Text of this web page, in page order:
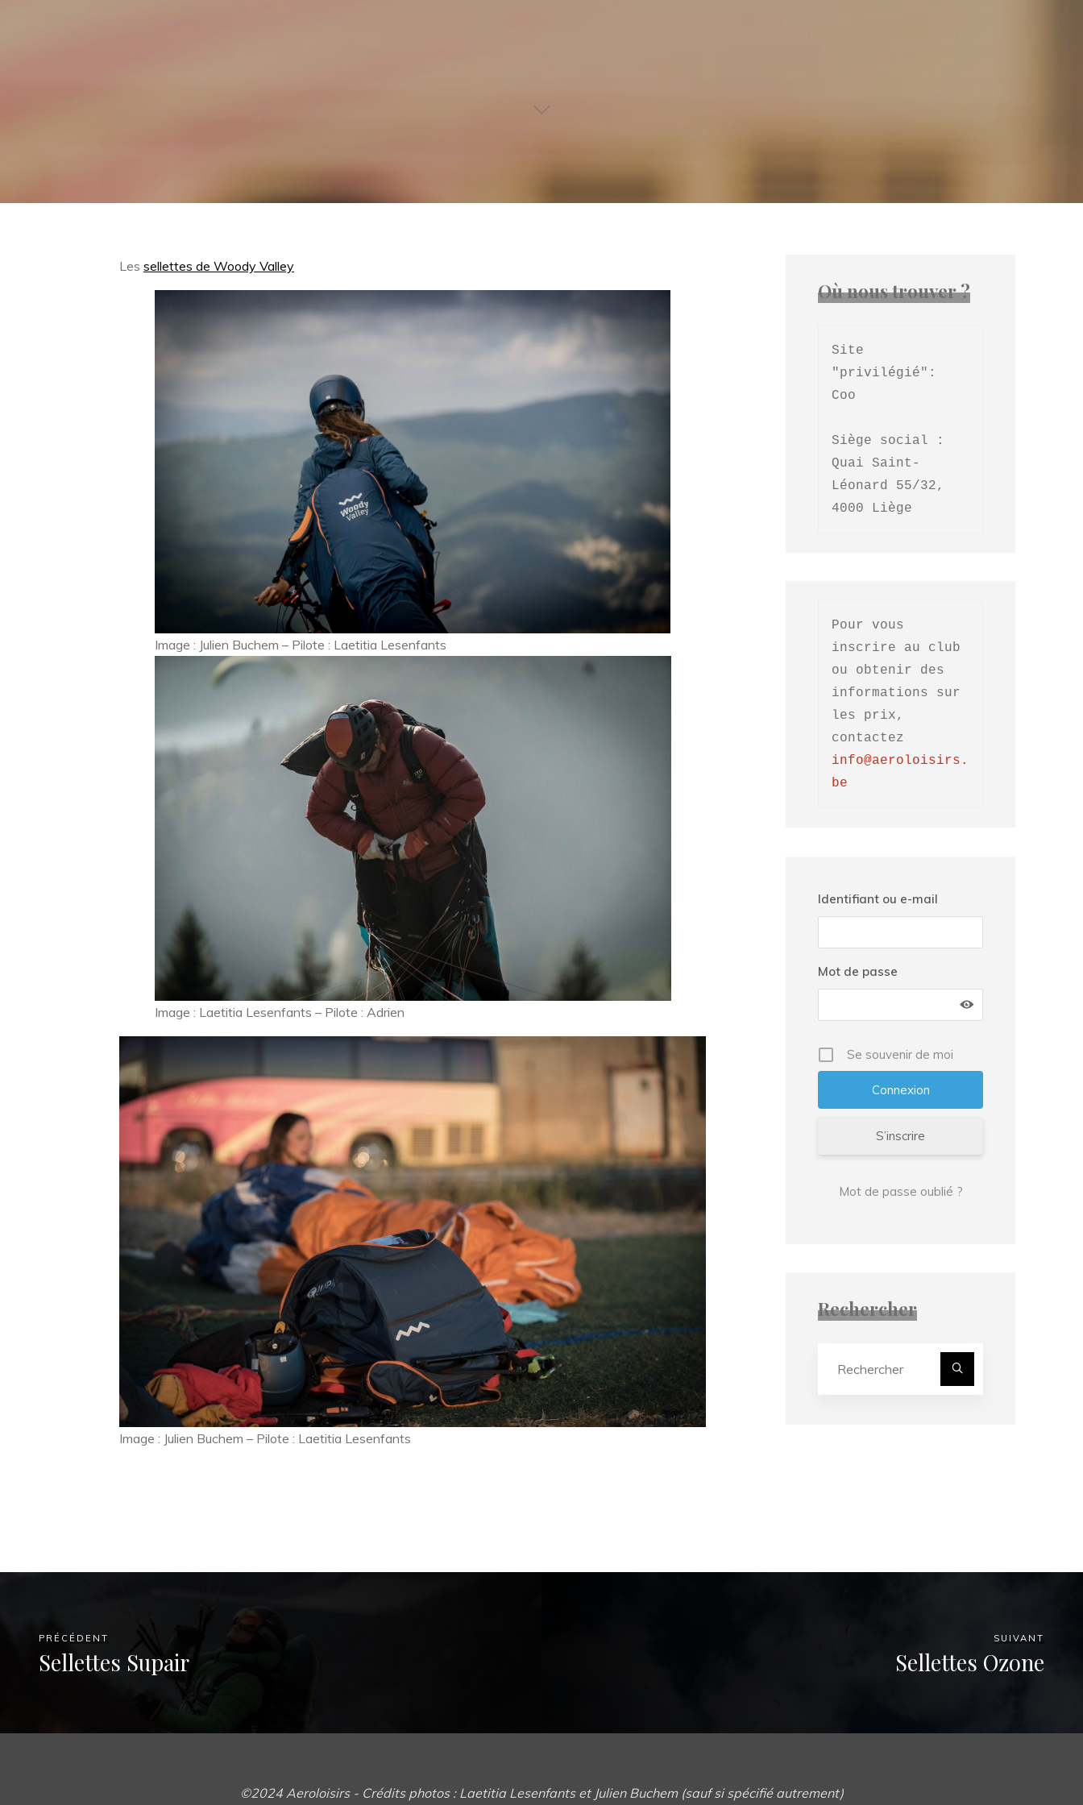
Les sellettes de Woody Valley
Image : Julien Buchem – Pilote : Laetitia Lesenfants
Image : Laetitia Lesenfants – Pilote : Adrien
Image : Julien Buchem – Pilote : Laetitia Lesenfants
Où nous trouver ?
Site
"privilégié":
Coo
Siège social :
Quai Saint-
Léonard 55/32,
4000 Liège
Pour vous
inscrire au club
ou obtenir des
informations sur
les prix,
info@aeroloisirs.
be
Identifiant ou e-mail
Mot de passe
Se souvenir de moi
S’inscrire
Mot de passe oublié ?
Rechercher
Rechercher
PRÉCÉDENT
Sellettes Supair
SUIVANT
Sellettes Ozone
©2024 Aeroloisirs - Crédits photos : Laetitia Lesenfants et Julien Buchem (sauf si spécifié autrement)